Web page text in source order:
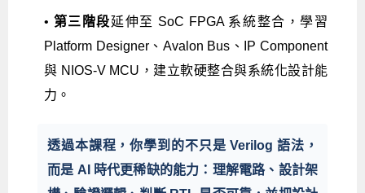
• 第三階段延伸至 SoC FPGA 系統整合，學習
Platform Designer、Avalon Bus、IP Component
與 NIOS-V MCU，建立軟硬整合與系統化設計能
力。
透過本課程，你學到的不只是 Verilog 語法，
而是 AI 時代更稀缺的能力：理解電路、設計架